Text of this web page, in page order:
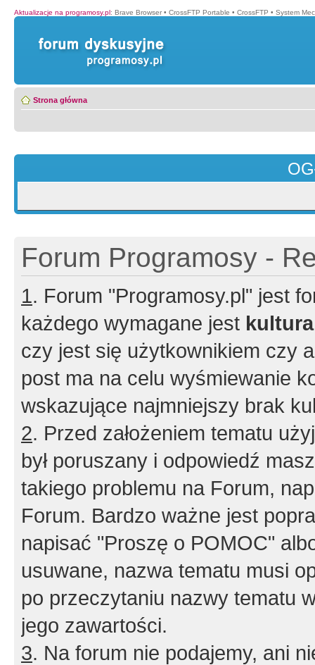
Aktualizacje na programosy.pl: Brave Browser • CrossFTP Portable • CrossFTP • System
Strona główna
Forum Programosy -
1. Forum "Programosy.pl" jest
każdego wymagane jest
czy jest się użytkownikiem czy
post ma na celu wyśmiewanie
wskazujące najmniejszy brak
2. Przed założeniem tematu
był poruszany i odpowiedź
takiego problemu na Forum,
Forum. Bardzo ważne jest
napisać "Proszę o POMOC"
usuwane, nazwa tematu musi
po przeczytaniu nazwy tematu
jego zawartości.
3. Na forum nie podajemy, ani